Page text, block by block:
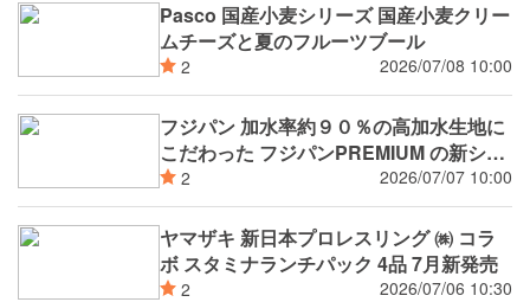
Pasco 国産小麦シリーズ 国産小麦クリー
ムチーズと夏のフルーツブール
2 2026/07/08 10:00
フジパン 加水率約９０％の高加水生地に
こだわった フジパンPREMIUM の新シリ
ーズ 潤rich（うるおいりっち）
2 2026/07/07 10:00
ヤマザキ 新日本プロレスリング ㈱ コラ
ボ スタミナランチパック 4品 7月新発売
2 2026/07/06 10:30